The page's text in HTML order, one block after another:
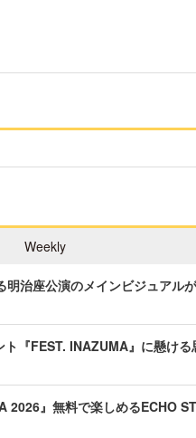
Weekly
明治座公演のメインビジュア
『FEST. INAZUMA』に懸ける
2026』無料で楽しめるECHO